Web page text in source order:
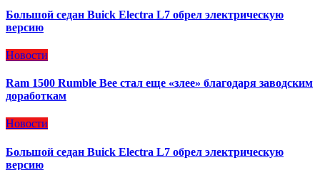
Большой седан Buick Electra L7 обрел электрическую
версию
Новости
Ram 1500 Rumble Bee стал еще «злее» благодаря заводским
доработкам
Новости
Большой седан Buick Electra L7 обрел электрическую
версию